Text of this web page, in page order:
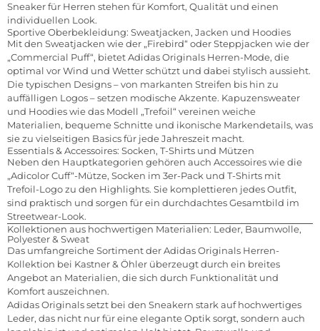
Sneaker für Herren stehen für Komfort, Qualität und einen
individuellen Look.
Sportive Oberbekleidung: Sweatjacken, Jacken und Hoodies
Mit den Sweatjacken wie der „Firebird“ oder Steppjacken wie der
„Commercial Puff“, bietet Adidas Originals Herren-Mode, die
optimal vor Wind und Wetter schützt und dabei stylisch aussieht.
Die typischen Designs – von markanten Streifen bis hin zu
auffälligen Logos – setzen modische Akzente. Kapuzensweater
und Hoodies wie das Modell „Trefoil“ vereinen weiche
Materialien, bequeme Schnitte und ikonische Markendetails, was
sie zu vielseitigen Basics für jede Jahreszeit macht.
Essentials & Accessoires: Socken, T-Shirts und Mützen
Neben den Hauptkategorien gehören auch Accessoires wie die
„Adicolor Cuff“-Mütze, Socken im 3er-Pack und T-Shirts mit
Trefoil-Logo zu den Highlights. Sie komplettieren jedes Outfit,
sind praktisch und sorgen für ein durchdachtes Gesamtbild im
Streetwear-Look.
Kollektionen aus hochwertigen Materialien: Leder, Baumwolle,
Polyester & Sweat
Das umfangreiche Sortiment der Adidas Originals Herren-
Kollektion bei Kastner & Öhler überzeugt durch ein breites
Angebot an Materialien, die sich durch Funktionalität und
Komfort auszeichnen.
Adidas Originals setzt bei den Sneakern stark auf hochwertiges
Leder, das nicht nur für eine elegante Optik sorgt, sondern auch